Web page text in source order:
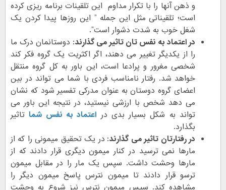
و ذهن آنها را با تکرار مداوم این تلقینات برنامه ریزی کرده
است؛ تلقیناتی مثل این جمله ” این روزها پیدا کردن یک
شغل خوب به شدت دشوار است”.
در اعتماد به نفس تان تاثیر می گذارند: دوستانمان درک ما
را از یکدیگر تغییر می دهند، اگر اکثریت یک گروه فکر کند
شخصی مغرور و پرادعا است، این باور به کل گروه منتقل
خواهد شد. رفتار نامناسب فردی با شما می تواند در بین
اعضای گروه دوستان به عنوان مدرکی تفسیر شود که نشان
می دهد شخص با ارزشی نیستید، در نتیجه این باور می
تواند به شکل بسیار بدی در اعتماد به نفس شماتاثیر
بگذارد.
در رفتارتان تاثیر می گذارند: در یک تحقیق میمونی را که از
مارها نمی ترسید در کنار میمون دیگری قرار دادند که از
مارها وحشت داشت. سپس یک مار را در مقابل میمون
ترسو قرار دادند تا میمون نترس پاسخ میمون دیگر را
مشاهده کند. سپس میمون نترس نیز شروع به وحشت